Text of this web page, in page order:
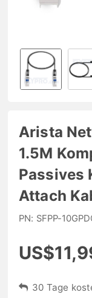
Arista
1.5M
Passives
Attach
PN: SFPP-
30 Tage